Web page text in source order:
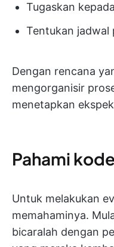
Tugaskan
Tentukan jadwal
Dengan rencana
mengorganisir
menetapkan
Pahami kode
Untuk melakukan
memahaminya.
bicaralah dengan